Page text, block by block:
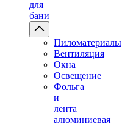
для
бани
Пиломатериалы
Вентиляция
Окна
Освещение
Фольга
и
лента
алюминиевая